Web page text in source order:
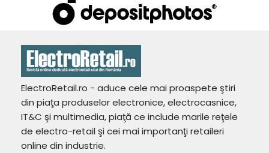
ElectroRetail.ro - aduce cele mai proaspete ştiri
din piaţa produselor electronice, electrocasnice,
IT&C şi multimedia, piaţă ce include marile reţele
de electro-retail şi cei mai importanţi retaileri
online din industrie.